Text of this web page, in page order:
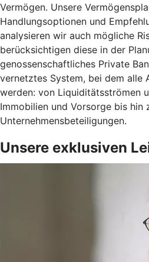
Vermögen. Unsere
Handlungsoptionen und
analysieren wir auch mögliche
berücksichtigen diese in der
genossenschaftliches Private
vernetztes System, bei dem alle
werden: von Liquiditätsströmen
Immobilien und Vorsorge bis hin
Unternehmensbeteiligungen.
Unsere exklusiven